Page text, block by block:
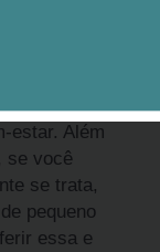
estar. Além
se você
se trata,
pequeno
essa e